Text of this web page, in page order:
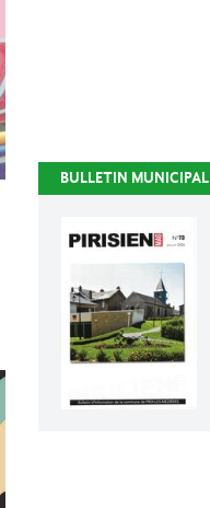
BULLETIN MUNICIPAL